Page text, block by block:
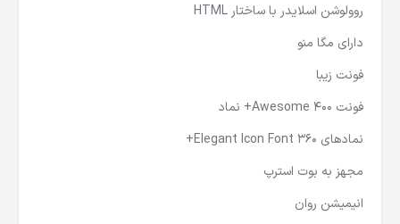
روولوشن اسلایدر با ساختار HTML
دارای مگا منو
فونت زیبا
فونت Awesome 400+ نماد
نمادهای Elegant Icon Font 360+
مجهز به بوت استرپ
انیمیشن روان